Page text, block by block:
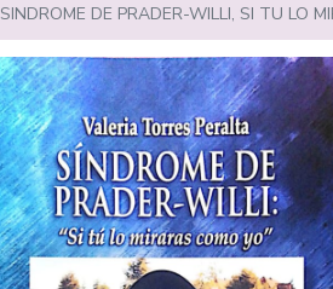
SINDROME DE PRADER-WILLI, SI TU LO